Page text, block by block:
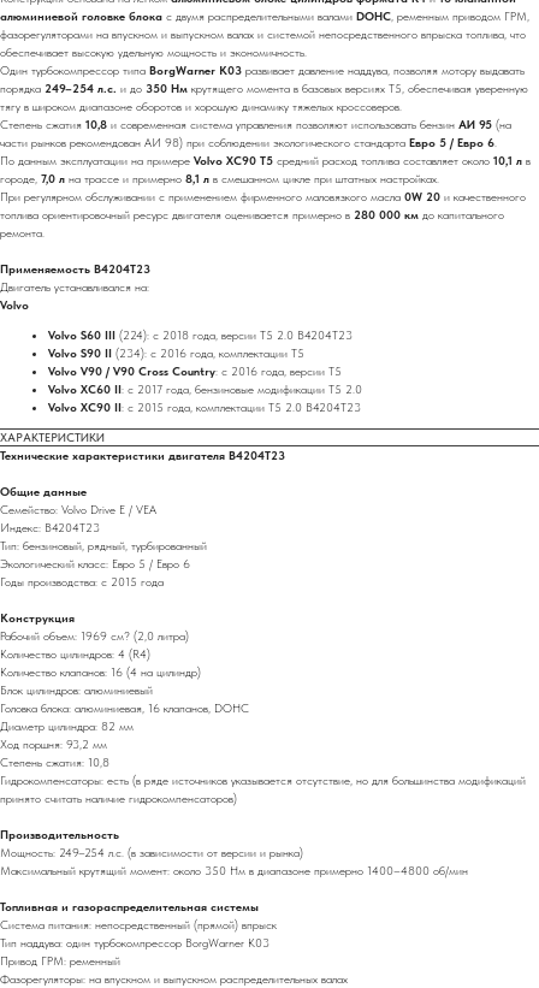
алюминиевой головке блока с двумя распределительными валами DOHC , ременным приводом ГРМ,
фазорегуляторами на впускном и выпускном валах и системой непосредственного впрыска топлива, что
обеспечивает высокую удельную мощность и экономичность.
Один турбокомпрессор типа BorgWarner K03 развивает давление наддува, позволяя мотору выдавать
порядка 249–254 л.с. и до 350 Нм крутящего момента в базовых версиях T5, обеспечивая уверенную
тягу в широком диапазоне оборотов и хорошую динамику тяжелых кроссоверов.
Степень сжатия 10,8 и современная система управления позволяют использовать бензин АИ 95 (на
части рынков рекомендован АИ 98) при соблюдении экологического стандарта Евро 5 / Евро 6
По данным эксплуатации на примере Volvo XC90 T5 средний расход топлива составляет около 10,1 л в
городе, 7,0 л на трассе и примерно 8,1 л в смешанном цикле при штатных настройках.
При регулярном обслуживании с применением фирменного маловязкого масла 0W 20 и качественного
топлива ориентировочный ресурс двигателя оценивается примерно в 280 000 км до капитального
ремонта.
Применяемость B4204T23
Двигатель устанавливался на:
Volvo
Volvo S60 III (224): с 2018 года, версии T5 2.0 B4204T23
Volvo S90 II (234): с 2016 года, комплектации T5
Volvo V90 / V90 Cross Country: с 2016 года, версии T5
Volvo XC60 II: с 2017 года, бензиновые модификации T5 2.0
Volvo XC90 II: с 2015 года, комплектации T5 2.0 B4204T23
ХАРАКТЕРИСТИКИ
Технические характеристики двигателя B4204T23
Общие данные
Семейство: Volvo Drive E / VEA
Индекс: B4204T23
Тип: бензиновый, рядный, турбированный
Экологический класс: Евро 5 / Евро 6
Годы производства: с 2015 года
Конструкция
Рабочий объем: 1969 см? (2,0 литра)
Количество цилиндров: 4 (R4)
Количество клапанов: 16 (4 на цилиндр)
Блок цилиндров: алюминиевый
Головка блока: алюминиевая, 16 клапанов, DOHC
Диаметр цилиндра: 82 мм
Ход поршня: 93,2 мм
Степень сжатия: 10,8
Гидрокомпенсаторы: есть (в ряде источников указывается отсутствие, но для большинства модификаций
принято считать наличие гидрокомпенсаторов)
Производительность
Мощность: 249–254 л.с. (в зависимости от версии и рынка)
Максимальный крутящий момент: около 350 Нм в диапазоне примерно 1400–4800 об/мин
Топливная и газораспределительная системы
Система питания: непосредственный (прямой) впрыск
Тип наддува: один турбокомпрессор BorgWarner K03
Привод ГРМ: ременный
Фазорегуляторы: на впускном и выпускном распределительных валах